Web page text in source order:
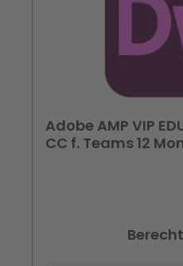
Adobe AMP VIP
CC f. Teams 12